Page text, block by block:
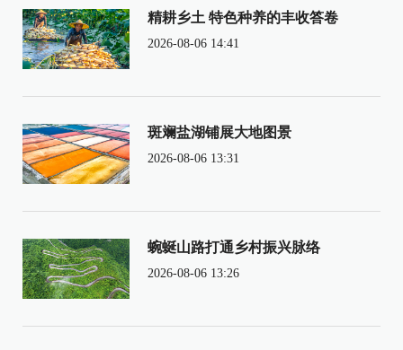
精耕乡土 特色种养的丰收答卷
2026-08-06 14:41
斑斓盐湖铺展大地图景
2026-08-06 13:31
蜿蜒山路打通乡村振兴脉络
2026-08-06 13:26